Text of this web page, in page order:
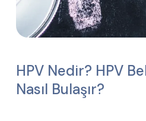
HPV Nedir? HPV
Nasıl Bulaşır?